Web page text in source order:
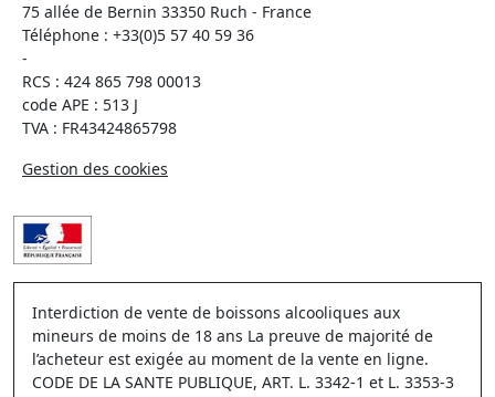
75 allée de Bernin 33350 Ruch - France
Téléphone : +33(0)5 57 40 59 36
-
RCS : 424 865 798 00013
code APE : 513 J
TVA : FR43424865798
Gestion des cookies
Interdiction de vente de boissons alcooliques aux
mineurs de moins de 18 ans La preuve de majorité de
l’acheteur est exigée au moment de la vente en ligne.
CODE DE LA SANTE PUBLIQUE, ART. L. 3342-1 et L. 3353-3